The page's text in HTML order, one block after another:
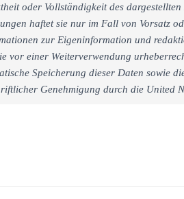
oder Vollständigkeit des dargestellten
haftet sie nur im Fall von Vorsatz
zur Eigeninformation und
vor einer Weiterverwendung
Speicherung dieser Daten sowie
Genehmigung durch die United